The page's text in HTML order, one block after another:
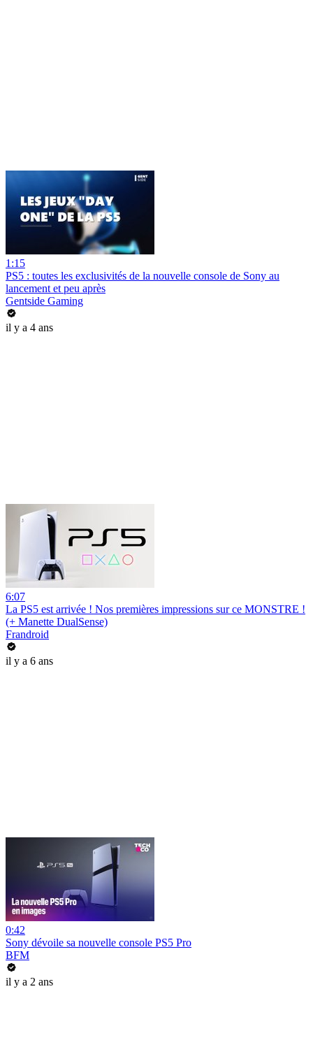
1:15
PS5 : toutes les exclusivités de la nouvelle console de Sony au
lancement et peu après
Gentside Gaming
il y a 4 ans
6:07
La PS5 est arrivée ! Nos premières impressions sur ce MONSTRE !
(+ Manette DualSense)
Frandroid
il y a 6 ans
0:42
Sony dévoile sa nouvelle console PS5 Pro
BFM
il y a 2 ans